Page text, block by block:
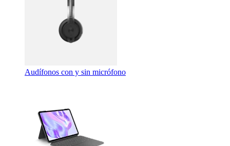
Audífonos con y sin micrófono